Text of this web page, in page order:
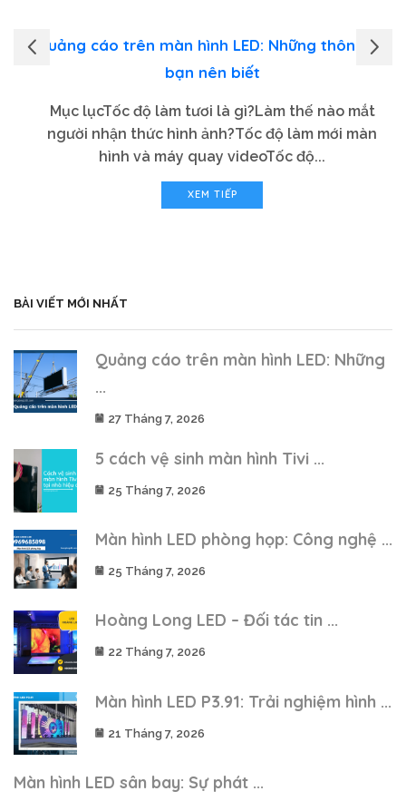
Quảng cáo trên màn hình LED: Những thông tin
bạn nên biết
Mục lụcTốc độ làm tươi là gì?Làm thế nào mắt
người nhận thức hình ảnh?Tốc độ làm mới màn
hình và máy quay videoTốc độ...
XEM TIẾP
BÀI VIẾT MỚI NHẤT
Quảng cáo trên màn hình LED: Những
...
27 Tháng 7, 2026
5 cách vệ sinh màn hình Tivi ...
25 Tháng 7, 2026
Màn hình LED phòng họp: Công nghệ ...
25 Tháng 7, 2026
Hoàng Long LED – Đối tác tin ...
22 Tháng 7, 2026
Màn hình LED P3.91: Trải nghiệm hình ...
21 Tháng 7, 2026
Màn hình LED sân bay: Sự phát ...